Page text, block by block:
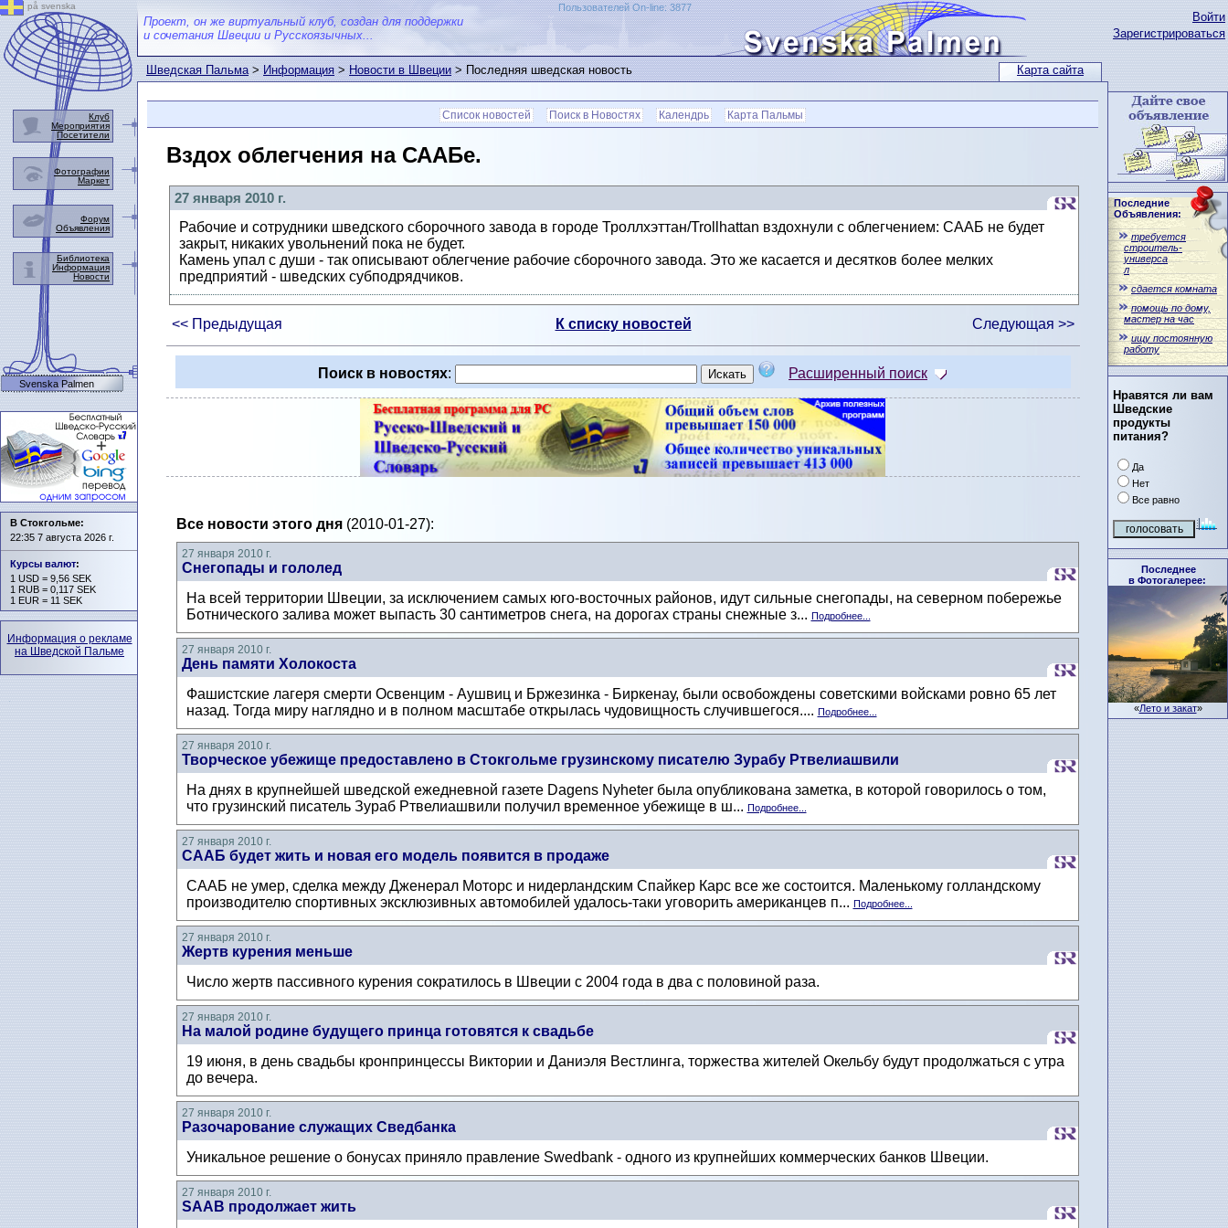
Карта сайта
Войти
Зарегистрироваться
Последние
Объявления:
требуется
строитель-
универса
л
сдается комната
помощь по дому,
мастер на час
ищу постоянную
работу
Нравятся ли вам
Шведские
продукты
питания?
Да
Нет
Все равно
Последнее
в Фотогалерее:
«Лето и закат»
Проект, он же виртуальный клуб, создан для поддержки
и сочетания Швеции и Русскоязычных...
Пользователей On-line: 3877
Шведская Пальма>Информация>Новости в Швеции> Последняя шведская новость
Список новостей Поиск в Новостях Календрь Карта Пальмы
Вздох облегчения на СААБе.
27 января 2010 г.
Рабочие и сотрудники шведского сборочного завода в городе Троллхэттан/Trollhattan вздохнули с облегчением: СААБ не будет
закрыт, никаких увольнений пока не будет.
Камень упал с души - так описывают облегчение рабочие сборочного завода. Это же касается и десятков более мелких
предприятий - шведских субподрядчиков.
<< Предыдущая К списку новостей Следующая >>
Поиск в новостях: Расширенный поиск
Все новости этого дня(2010-01-27):
27 января 2010 г.
Снегопады и гололед
На всей территории Швеции, за исключением самых юго-восточных районов, идут сильные снегопады, на северном побережье
Ботнического залива может выпасть 30 сантиметров снега, на дорогах страны снежные з... Подробнее...
27 января 2010 г.
День памяти Холокоста
Фашистские лагеря смерти Освенцим - Аушвиц и Бржезинка - Биркенау, были освобождены советскими войсками ровно 65 лет
назад. Тогда миру наглядно и в полном масштабе открылась чудовищность случившегося.... Подробнее...
27 января 2010 г.
Творческое убежище предоставлено в Стокгольме грузинскому писателю Зурабу Ртвелиашвили
На днях в крупнейшей шведской ежедневной газете Dagens Nyheter была опубликована заметка, в которой говорилось о том,
что грузинский писатель Зураб Ртвелиашвили получил временное убежище в ш... Подробнее...
27 января 2010 г.
СААБ будет жить и новая его модель появится в продаже
СААБ не умер, сделка между Дженерал Моторс и нидерландским Спайкер Карс все же состоится. Маленькому голландскому
производителю спортивных эксклюзивных автомобилей удалось-таки уговорить американцев п... Подробнее...
27 января 2010 г.
Жертв курения меньше
Число жертв пассивного курения сократилось в Швеции с 2004 года в два с половиной раза.
27 января 2010 г.
На малой родине будущего принца готовятся к свадьбе
19 июня, в день свадьбы кронпринцессы Виктории и Даниэля Вестлинга, торжества жителей Окельбу будут продолжаться с утра
до вечера.
27 января 2010 г.
Разочарование служащих Сведбанка
Уникальное решение о бонусах приняло правление Swedbank - одного из крупнейших коммерческих банков Швеции.
27 января 2010 г.
SAAB продолжает жить
på svenska
Клуб
Мероприятия
Посетители
Фотографии
Маркет
Форум
Объявления
Библиотека
Информация
Новости
Svenska Palmen
В Стокгольме:
22:35 7 августа 2026 г.
Курсы валют:
1 USD = 9,56 SEK
1 RUB = 0,117 SEK
1 EUR = 11 SEK
Информация о рекламе
на Шведской Пальме